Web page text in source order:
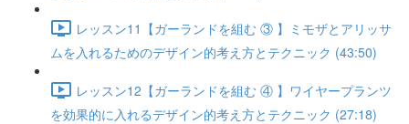
レッスン11【ガーランドを組む ③ 】ミモザとアリッサ
ムを入れるためのデザイン的考え方とテクニック (43:50)
レッスン12【ガーランドを組む ④ 】ワイヤープランツ
を効果的に入れるデザイン的考え方とテクニック (27:18)